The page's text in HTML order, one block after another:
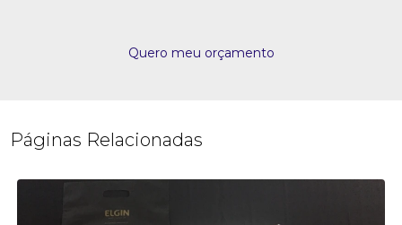
Quero meu orçamento
Páginas Relacionadas